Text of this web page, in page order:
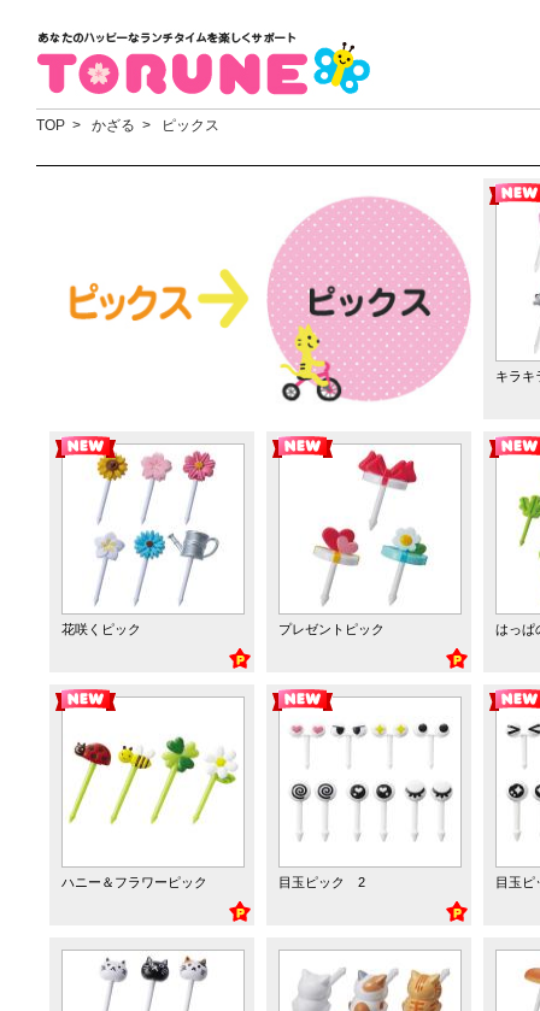
TOP > かざる > ピックス
キラキ
花咲くピック プレゼントピック はっぱ
ハニー＆フラワーピック 目玉ピック 2 目玉ピ